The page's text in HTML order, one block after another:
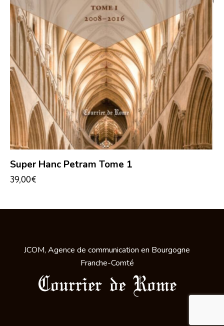
Super Hanc Petram Tome 1
39,00€
JCOM, Agence de communication en Bourgogne
Franche-Comté